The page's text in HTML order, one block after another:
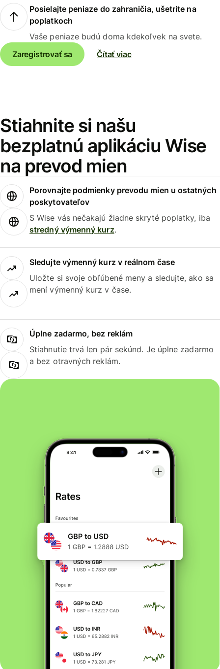
Posielajte peniaze do zahraničia, ušetrite na
poplatkoch
Vaše peniaze budú doma kdekoľvek na svete.
Zaregistrovať sa
Čítať viac
Stiahnite si našu
bezplatnú aplikáciu Wise
na prevod mien
Porovnajte podmienky prevodu mien u ostatných
poskytovateľov
S Wise vás nečakajú žiadne skryté poplatky, iba
stredný výmenný kurz.
Sledujte výmenný kurz v reálnom čase
Uložte si svoje obľúbené meny a sledujte, ako sa
mení výmenný kurz v čase.
Úplne zadarmo, bez reklám
Stiahnutie trvá len pár sekúnd. Je úplne zadarmo
a bez otravných reklám.